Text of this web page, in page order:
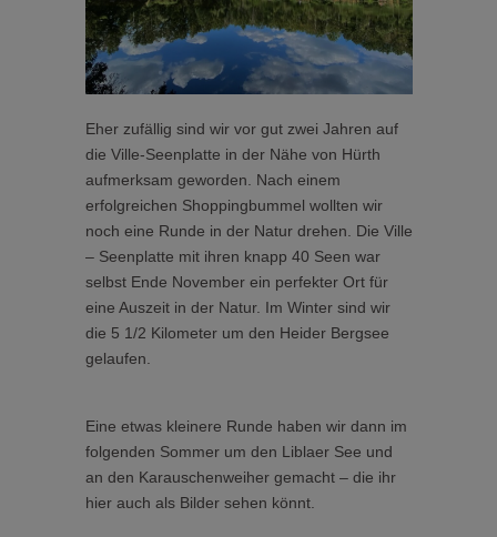
Eher zufällig sind wir vor gut zwei Jahren auf
die Ville-Seenplatte in der Nähe von Hürth
aufmerksam geworden. Nach einem
erfolgreichen Shoppingbummel wollten wir
noch eine Runde in der Natur drehen. Die Ville
– Seenplatte mit ihren knapp 40 Seen war
selbst Ende November ein perfekter Ort für
eine Auszeit in der Natur. Im Winter sind wir
die 5 1/2 Kilometer um den Heider Bergsee
gelaufen.
Eine etwas kleinere Runde haben wir dann im
folgenden Sommer um den Liblaer See und
an den Karauschenweiher gemacht – die ihr
hier auch als Bilder sehen könnt.